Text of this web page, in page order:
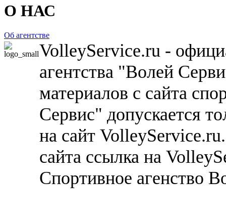
О НАС
Об агентстве
VolleyService.ru -
агентства "Волей
материалов с сайта
Сервис" допускается
на сайт
сайта ссылка на
Спортивное агенство